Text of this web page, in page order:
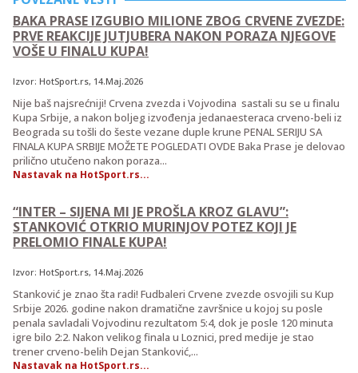
BAKA PRASE IZGUBIO MILIONE ZBOG CRVENE ZVEZDE:
PRVE REAKCIJE JUTJUBERA NAKON PORAZA NJEGOVE
VOŠE U FINALU KUPA!
Izvor: HotSport.rs, 14.Maj.2026
Nije baš najsrećniji! Crvena zvezda i Vojvodina sastali su se u finalu
Kupa Srbije, a nakon boljeg izvođenja jedanaesteraca crveno-beli iz
Beograda su tošli do šeste vezane duple krune PENAL SERIJU SA
FINALA KUPA SRBIJE MOŽETE POGLEDATI OVDE Baka Prase je delovao
prilično utučeno nakon poraza...
Nastavak na HotSport.rs...
“INTER – SIJENA MI JE PROŠLA KROZ GLAVU”:
STANKOVIĆ OTKRIO MURINJOV POTEZ KOJI JE
PRELOMIO FINALE KUPA!
Izvor: HotSport.rs, 14.Maj.2026
Stanković je znao šta radi! Fudbaleri Crvene zvezde osvojili su Kup
Srbije 2026. godine nakon dramatične završnice u kojoj su posle
penala savladali Vojvodinu rezultatom 5:4, dok je posle 120 minuta
igre bilo 2:2. Nakon velikog finala u Loznici, pred medije je stao
trener crveno-belih Dejan Stanković,...
Nastavak na HotSport.rs...